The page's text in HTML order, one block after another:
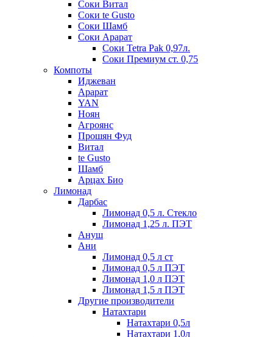
Соки Витал
Соки te Gusto
Соки Шамб
Соки Арарат
Соки Tetra Pak 0,97л.
Соки Премиум ст. 0,75
Компоты
Иджеван
Арарат
YAN
Ноян
Агроянс
Прошян Фуд
Витал
te Gusto
Шамб
Арцах Био
Лимонад
Дарбас
Лимонад 0,5 л. Стекло
Лимонад 1,25 л. ПЭТ
Ануш
Ани
Лимонад 0,5 л ст
Лимонад 0,5 л ПЭТ
Лимонад 1,0 л ПЭТ
Лимонад 1,5 л ПЭТ
Другие производители
Натахтари
Натахтари 0,5л
Натахтари 1,0л